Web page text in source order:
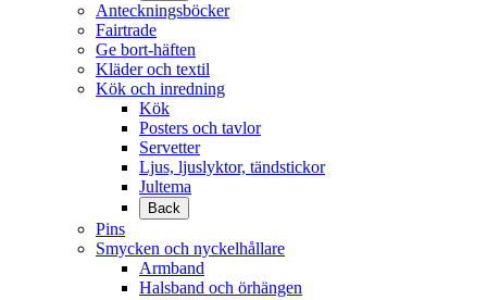
Anteckningsböcker
Fairtrade
Ge bort-häften
Kläder och textil
Kök och inredning
Kök
Posters och tavlor
Servetter
Ljus, ljuslyktor, tändstickor
Jultema
Back
Pins
Smycken och nyckelhållare
Armband
Halsband och örhängen